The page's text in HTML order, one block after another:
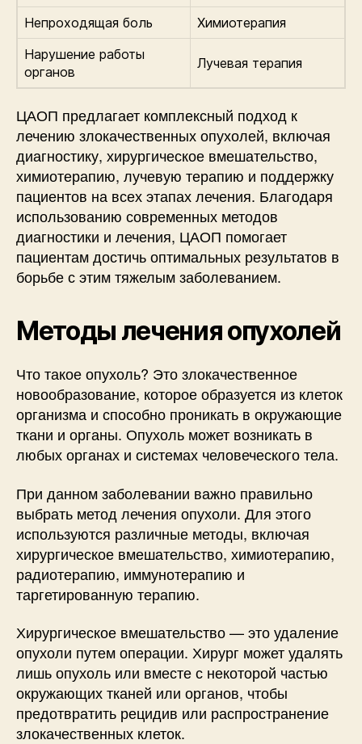
Непроходящая боль
Химиотерапия
Нарушение работы
органов
Лучевая терапия
ЦАОП предлагает комплексный подход к
лечению злокачественных опухолей, включая
диагностику, хирургическое вмешательство,
химиотерапию, лучевую терапию и поддержку
пациентов на всех этапах лечения. Благодаря
использованию современных методов
диагностики и лечения, ЦАОП помогает
пациентам достичь оптимальных результатов в
борьбе с этим тяжелым заболеванием.
Методы лечения опухолей
Что такое опухоль? Это злокачественное
новообразование, которое образуется из клеток
организма и способно проникать в окружающие
ткани и органы. Опухоль может возникать в
любых органах и системах человеческого тела.
При данном заболевании важно правильно
выбрать метод лечения опухоли. Для этого
используются различные методы, включая
хирургическое вмешательство, химиотерапию,
радиотерапию, иммунотерапию и
таргетированную терапию.
Хирургическое вмешательство — это удаление
опухоли путем операции. Хирург может удалять
лишь опухоль или вместе с некоторой частью
окружающих тканей или органов, чтобы
предотвратить рецидив или распространение
злокачественных клеток.